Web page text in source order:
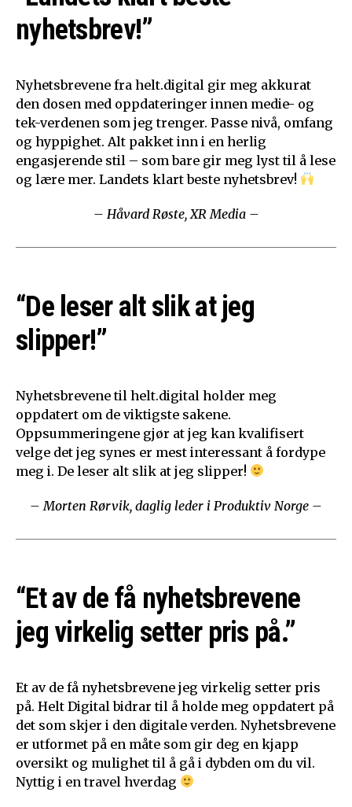
nyhetsbrev!”
Nyhetsbrevene fra helt.digital gir meg akkurat
den dosen med oppdateringer innen medie- og
tek-verdenen som jeg trenger. Passe nivå, omfang
og hyppighet. Alt pakket inn i en herlig
engasjerende stil – som bare gir meg lyst til å lese
og lære mer. Landets klart beste nyhetsbrev!
– Håvard Røste, XR Media –
“De leser alt slik at jeg
slipper!”
Nyhetsbrevene til helt.digital holder meg
oppdatert om de viktigste sakene.
Oppsummeringene gjør at jeg kan kvalifisert
velge det jeg synes er mest interessant å fordype
meg i. De leser alt slik at jeg slipper!
– Morten Rørvik, daglig leder i Produktiv Norge –
“Et av de få nyhetsbrevene
jeg virkelig setter pris på.”
Et av de få nyhetsbrevene jeg virkelig setter pris
på. Helt Digital bidrar til å holde meg oppdatert på
det som skjer i den digitale verden. Nyhetsbrevene
er utformet på en måte som gir deg en kjapp
oversikt og mulighet til å gå i dybden om du vil.
Nyttig i en travel hverdag